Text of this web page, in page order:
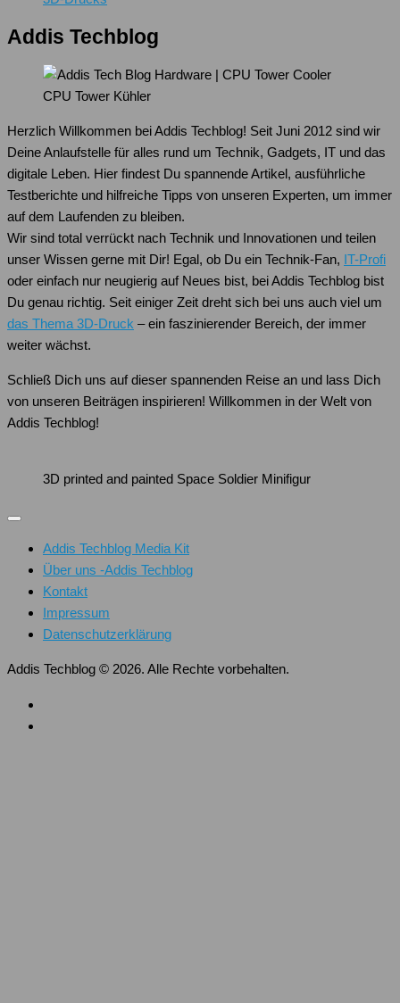
Addis Techblog
CPU Tower Kühler
Herzlich Willkommen bei Addis Techblog! Seit Juni 2012 sind wir
Deine Anlaufstelle für alles rund um Technik, Gadgets, IT und das
digitale Leben. Hier findest Du spannende Artikel, ausführliche
Testberichte und hilfreiche Tipps von unseren Experten, um immer
auf dem Laufenden zu bleiben.
Wir sind total verrückt nach Technik und Innovationen und teilen
unser Wissen gerne mit Dir! Egal, ob Du ein Technik-Fan, IT-Profi
oder einfach nur neugierig auf Neues bist, bei Addis Techblog bist
Du genau richtig. Seit einiger Zeit dreht sich bei uns auch viel um
das Thema 3D-Druck – ein faszinierender Bereich, der immer
weiter wächst.
Schließ Dich uns auf dieser spannenden Reise an und lass Dich
von unseren Beiträgen inspirieren! Willkommen in der Welt von
Addis Techblog!
3D printed and painted Space Soldier Minifigur
Addis Techblog Media Kit
Über uns -Addis Techblog
Kontakt
Impressum
Datenschutzerklärung
Addis Techblog © 2026. Alle Rechte vorbehalten.